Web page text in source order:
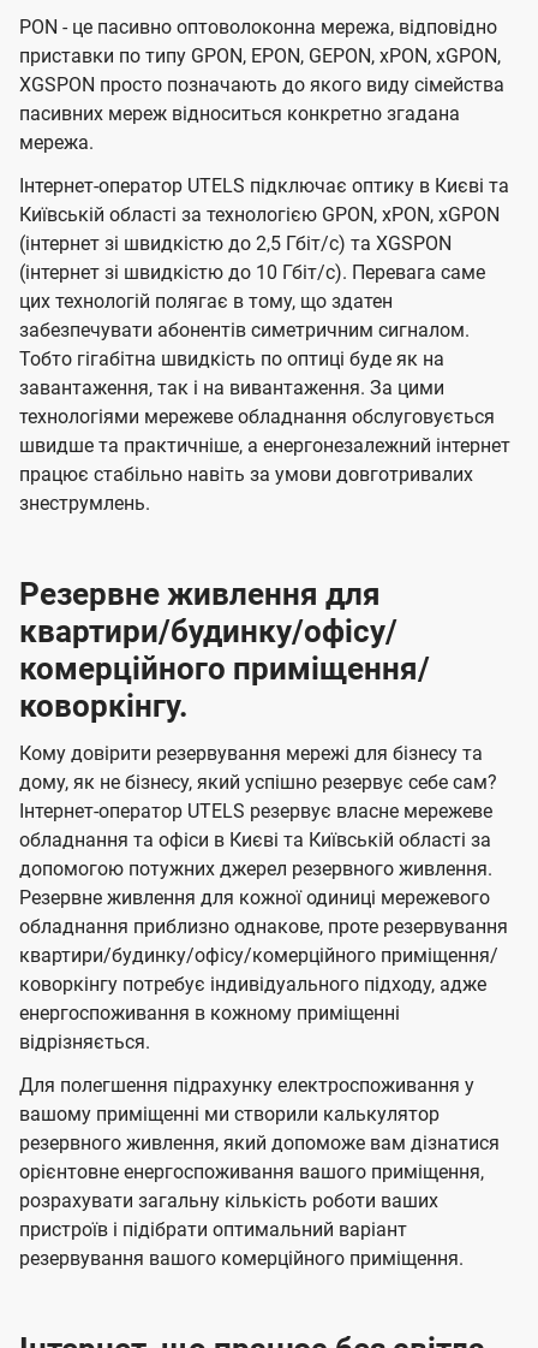
PON - це пасивно оптоволоконна мережа, відповідно
приставки по типу GPON, EPON, GEPON, xPON, xGPON,
XGSPON просто позначають до якого виду сімейства
пасивних мереж відноситься конкретно згадана
мережа.
Інтернет-оператор UTELS підключає оптику в Києві та
Київській області за технологією GPON, xPON, xGPON
(інтернет зі швидкістю до 2,5 Гбіт/с) та XGSPON
(інтернет зі швидкістю до 10 Гбіт/с). Перевага саме
цих технологій полягає в тому, що здатен
забезпечувати абонентів симетричним сигналом.
Тобто гігабітна швидкість по оптиці буде як на
завантаження, так і на вивантаження. За цими
технологіями мережеве обладнання обслуговується
швидше та практичніше, а енергонезалежний інтернет
працює стабільно навіть за умови довготривалих
знеструмлень.
Резервне живлення для
квартири/будинку/офісу/
комерційного приміщення/
коворкінгу.
Кому довірити резервування мережі для бізнесу та
дому, як не бізнесу, який успішно резервує себе сам?
Інтернет-оператор UTELS резервує власне мережеве
обладнання та офіси в Києві та Київській області за
допомогою потужних джерел резервного живлення.
Резервне живлення для кожної одиниці мережевого
обладнання приблизно однакове, проте резервування
квартири/будинку/офісу/комерційного приміщення/
коворкінгу потребує індивідуального підходу, адже
енергоспоживання в кожному приміщенні
відрізняється.
Для полегшення підрахунку електроспоживання у
вашому приміщенні ми створили калькулятор
резервного живлення, який допоможе вам дізнатися
орієнтовне енергоспоживання вашого приміщення,
розрахувати загальну кількість роботи ваших
пристроїв і підібрати оптимальний варіант
резервування вашого комерційного приміщення.